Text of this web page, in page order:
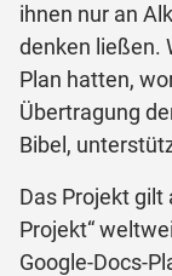
ihnen nur an
denken ließen.
Plan hatten,
Übertragung
Bibel,
Das Projekt gilt
Projekt“
Google-Docs-